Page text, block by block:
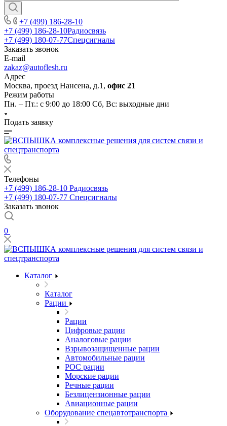
+7 (499) 186-28-10
+7 (499) 186-28-10Радиосвязь
+7 (499) 180-07-77Спецсигналы
Заказать звонок
E-mail
zakaz@autoflesh.ru
Адрес
Москва, проезд Нансена, д.1, офис 21
Режим работы
Пн. – Пт.: с 9:00 до 18:00 Cб, Вс: выходные дни
Подать заявку
Телефоны
+7 (499) 186-28-10 Радиосвязь
+7 (499) 180-07-77 Спецсигналы
Заказать звонок
0
Каталог
Каталог
Рации
Рации
Цифровые рации
Аналоговые рации
Взрывозащищенные рации
Автомобильные рации
POC рации
Морские рации
Речные рации
Безлицензионные рации
Авиационные рации
Оборудование спецавтотранспорта